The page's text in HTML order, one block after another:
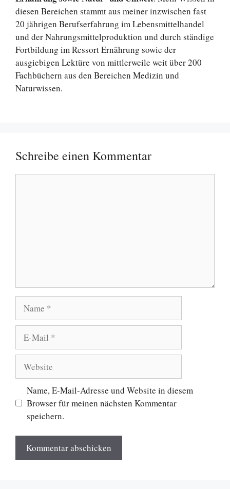
diesen Bereichen stammt aus meiner inzwischen fast
20 jährigen Berufserfahrung im Lebensmittelhandel
und der Nahrungsmittelproduktion und durch ständige
Fortbildung im Ressort Ernährung sowie der
ausgiebigen Lektüre von mittlerweile weit über 200
Fachbüchern aus den Bereichen Medizin und
Naturwissen.
Schreibe einen Kommentar
Mail
Name, E-Mail-Adresse und Website in diesem
Browser für meinen nächsten Kommentar
speichern.